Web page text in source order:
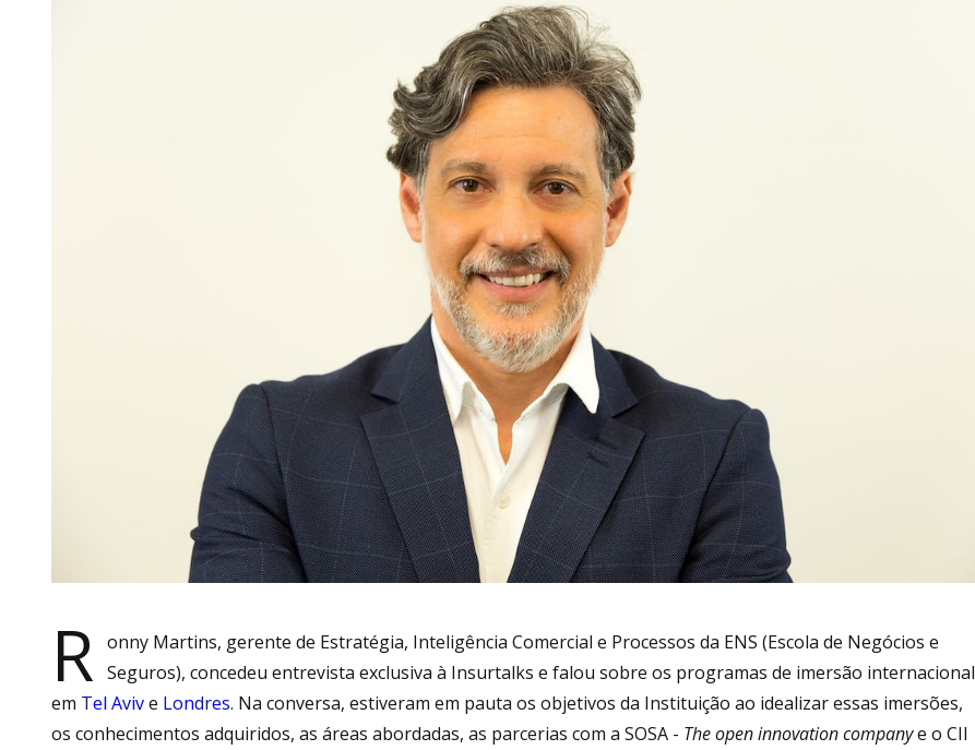
R onny Martins, gerente de Estratégia, Inteligência Comercial e Processos da ENS (Escola de Negócios e
Seguros), concedeu entrevista exclusiva à Insurtalks e falou sobre os programas de imersão internacional
em Tel Avive Londres. Na conversa, estiveram em pauta os objetivos da Instituição ao idealizar essas imersões,
os conhecimentos adquiridos, as áreas abordadas, as parcerias com a SOSA - The open innovation companye o CII